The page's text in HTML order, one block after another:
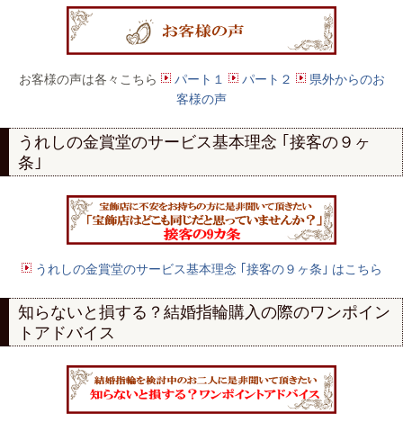
お客様の声は各々こちら パート１ パート２
県外からのお
客様の声
うれしの金賞堂のサービス基本理念 ｢接客の９ヶ
条｣
うれしの金賞堂のサービス基本理念 ｢接客の９ヶ条｣ はこちら
知らないと損する？結婚指輪購入の際のワンポイン
トアドバイス